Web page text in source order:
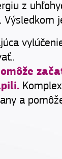
z
Výsledkom
a